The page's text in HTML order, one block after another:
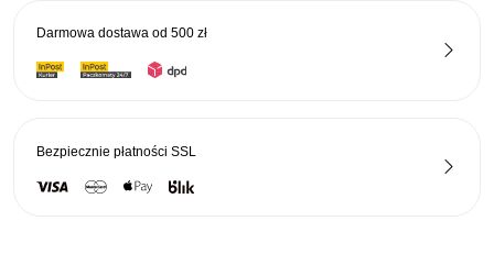
Kol.02
Darmowa dostawa od 500 zł
Bezpiecznie płatności SSL